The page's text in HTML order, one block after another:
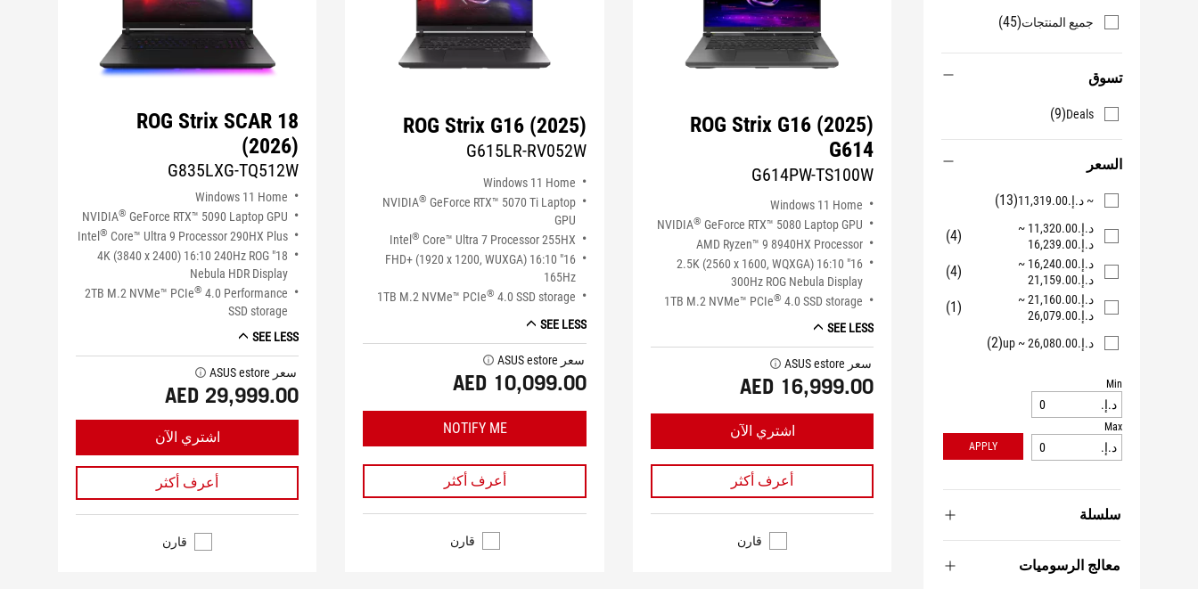
جميع المنتجات(45)
تسوق
Deals
(9)
السعر
~ د.إ.‏‏11,319.00 (13)
د.إ.‏‏11,320.00 ~
د.إ.‏‏16,239.00
(4)
د.إ.‏‏16,240.00 ~
د.إ.‏‏21,159.00
(4)
د.إ.‏‏21,160.00 ~
د.إ.‏‏26,079.00
(1)
د.إ.‏‏26,080.00 ~ up (2)
Min
د.إ.‏‏
Max
د.إ.‏‏ APPLY
سلسلة
معالج الرسوميات
ROG Strix G16 (2025)
G614
G614PW-TS100W
Windows 11 Home
NVIDIA® GeForce RTX™ 5080 Laptop GPU
AMD Ryzen™ 9 8940HX Processor
16" 2.5K (2560 x 1600, WQXGA) 16:10
300Hz ROG Nebula Display
1TB M.2 NVMe™ PCIe® 4.0 SSD storage
SEE LESS
سعر ASUS estore tooltip
AED 16,999.00
اشتري الآن
أعرف أكثر
قارن
ROG Strix G16 (2025)
G615LR-RV052W
Windows 11 Home
NVIDIA® GeForce RTX™ 5070 Ti Laptop
GPU
Intel ® Core™ Ultra 7 Processor 255HX
16" FHD+ (1920 x 1200, WUXGA) 16:10
165Hz
1TB M.2 NVMe™ PCIe® 4.0 SSD storage
SEE LESS
سعر ASUS estore tooltip
AED 10,099.00
NOTIFY ME
أعرف أكثر
قارن
ROG Strix SCAR 18
(2026)
G835LXG-TQ512W
Windows 11 Home
NVIDIA® GeForce RTX™ 5090 Laptop GPU
Intel® Core™ Ultra 9 Processor 290HX Plus
18" 4K (3840 x 2400) 16:10 240Hz ROG
Nebula HDR Display
2TB M.2 NVMe™ PCIe® 4.0 Performance
SSD storage
SEE LESS
سعر ASUS estore tooltip
AED 29,999.00
اشتري الآن
أعرف أكثر
قارن